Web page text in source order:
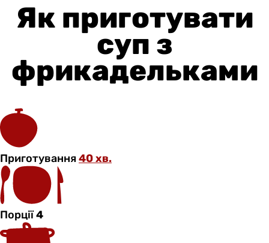
Як приготувати
суп з
фрикадельками
Приготування40 хв.
Порції4